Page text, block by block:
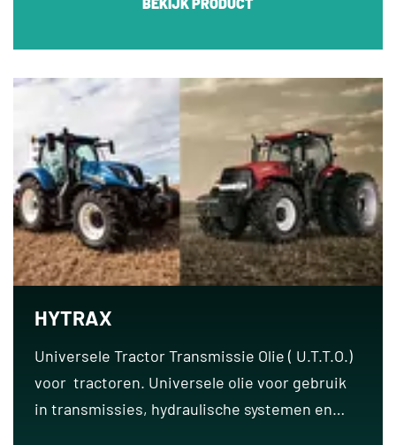
HYTRAX
Universele Tractor Transmissie Olie ( U.T.T.O.)
voor tractoren. Universele olie voor gebruik
in transmissies, hydraulische systemen en…